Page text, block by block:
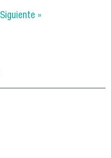
Siguiente »